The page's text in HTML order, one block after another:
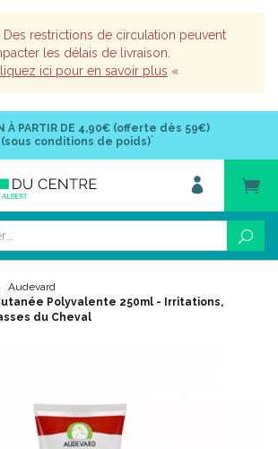
Des restrictions de circulation peuvent
les délais de livraison.
ici pour en savoir plus «
À PARTIR DE 4,90€ (offerte dès 59€)
(sous conditions de poids)*
Audevard
Polyvalente 250ml - Irritations,
du Cheval